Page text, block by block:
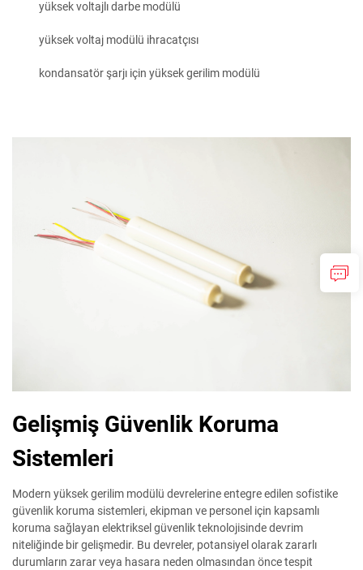
yüksek voltajlı darbe modülü
yüksek voltaj modülü ihracatçısı
kondansatör şarjı için yüksek gerilim modülü
Gelişmiş Güvenlik Koruma
Sistemleri
Modern yüksek gerilim modülü devrelerine entegre edilen sofistike
güvenlik koruma sistemleri, ekipman ve personel için kapsamlı
koruma sağlayan elektriksel güvenlik teknolojisinde devrim
niteliğinde bir gelişmedir. Bu devreler, potansiyel olarak zararlı
durumların zarar veya hasara neden olmasından önce tespit